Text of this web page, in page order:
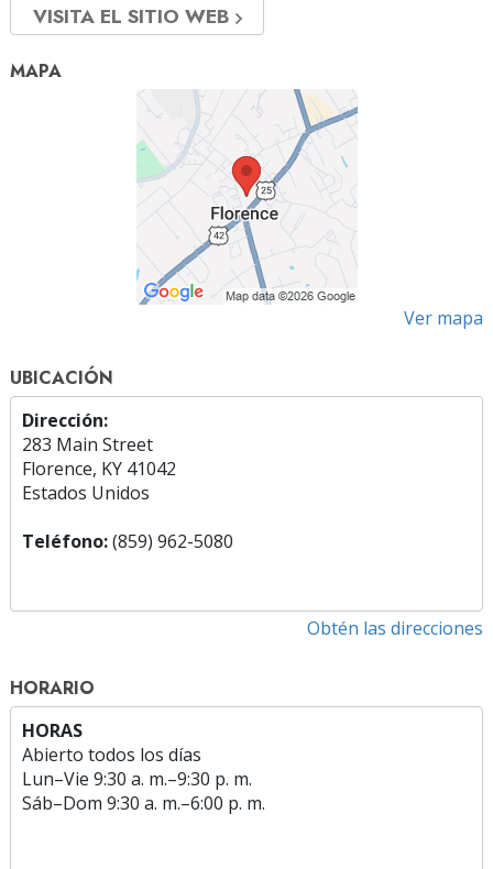
VISITA EL SITIO WEB
MAPA
Ver mapa
UBICACIÓN
Dirección:
283 Main Street
Florence, KY 41042
Estados Unidos
Teléfono:(859) 962-5080
Obtén las direcciones
HORARIO
HORAS
Abierto todos los días
Lun–Vie 9:30 a. m.–9:30 p. m.
Sáb–Dom 9:30 a. m.–6:00 p. m.